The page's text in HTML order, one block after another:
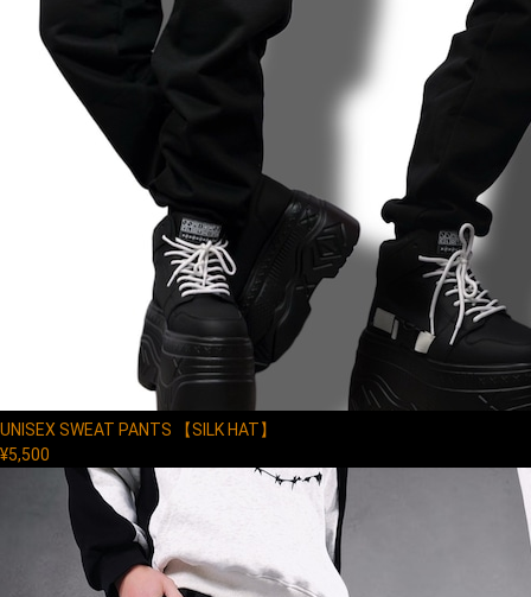
UNISEX SWEAT PANTS 【SILK HAT】
¥5,500